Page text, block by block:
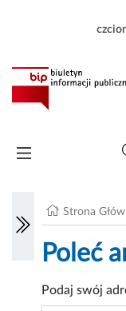
Strona
Poleć
Podaj swój